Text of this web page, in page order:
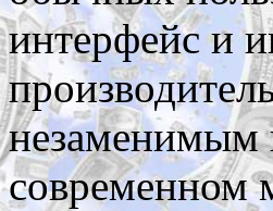
интерфейс и
незаменимым
современном